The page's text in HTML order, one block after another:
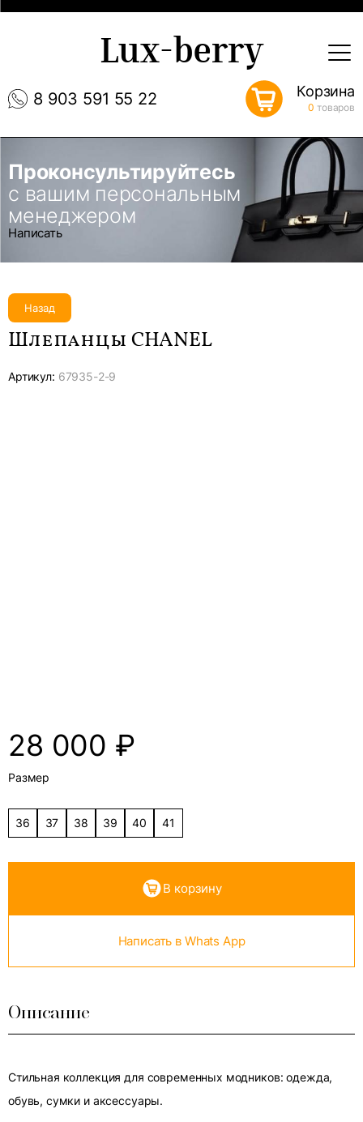
8 903 591 55 22
Lux-berry
Корзина
0 товаров
Проконсультируйтесь
с вашим персональным
менеджером
Написать
Назад
Шлепанцы CHANEL
Артикул: 67935-2-9
28 000 ₽
Размер
36 37 38 39 40 41
В корзину
Написать в Whats App
Описание
Стильная коллекция для современных модников: одежда,
обувь, сумки и аксессуары.